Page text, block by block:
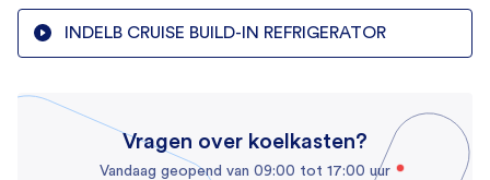
Verbruik (kWh/24h)
0.340
+10°C tot -20°C
INDELB CRUISE BUILD-IN REFRIGERATOR
Vragen over koelkasten?
Vandaag geopend van 09:00 tot 17:00 uur